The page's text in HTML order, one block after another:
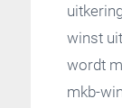
winst
wordt
mkb-